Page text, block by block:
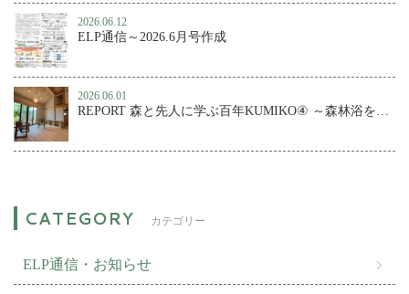
2026.06.12
ELP通信～2026.6月号作成
2026.06.01
REPORT 森と先人に学ぶ百年KUMIKO④ ～森林浴を楽しむ、小さな森の家
カテゴリー
ELP通信・お知らせ